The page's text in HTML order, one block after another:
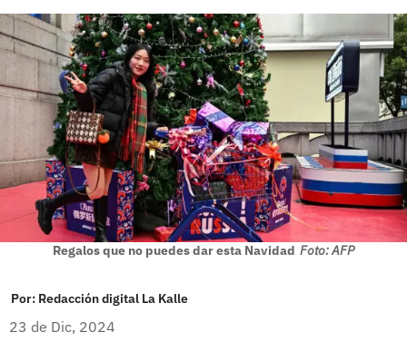
Regalos que no puedes dar esta Navidad Foto: AFP
Por: Redacción digital La Kalle
23 de Dic, 2024